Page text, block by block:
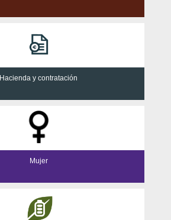
Hacienda y contratación
Mujer